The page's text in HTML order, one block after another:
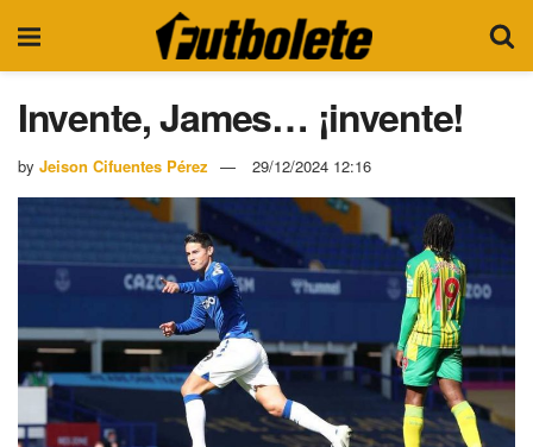
Invente, James… ¡invente!
by Jeison Cifuentes Pérez 29/12/2024 12:16